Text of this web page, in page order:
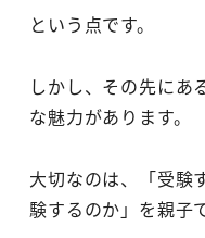
という点です。
しかし、その先にあ
な魅力があります。
大切なのは、「受験
験するのか」を親子